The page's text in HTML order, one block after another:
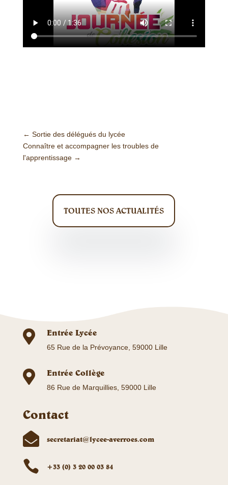
← Sortie des délégués du lycée
Connaître et accompagner les troubles de
l'apprentissage→
TOUTES NOS ACTUALITÉS
 Entrée Lycée
65 Rue de la Prévoyance, 59000 Lille
 Entrée Collège
86 Rue de Marquillies, 59000 Lille
Contact
 secretariat@lycee-averroes.com
 +33 (0) 3 20 00 03 84